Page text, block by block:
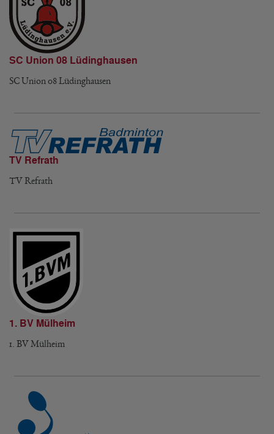
SC Union 08 Lüdinghausen
SC Union 08 Lüdinghausen
TV Refrath
TV Refrath
1. BV Mülheim
1. BV Mülheim